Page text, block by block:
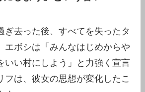
ぎ去った後、すべてを失ったタ
エボシは「みんなはじめからや
いい村にしよう」と力強く宣言
フは、彼女の思想が変化したこ